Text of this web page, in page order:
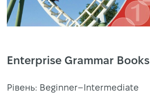
Enterprise Grammar Books
Рівень: Beginner–Intermediate